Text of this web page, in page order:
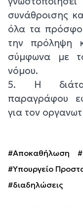
συνάθροισης
όλα τα
την πρόληψη
σύμφωνα με
νόμου.
5. Η
παραγράφου
για τον
#Αποκαθήλωση
#Υπουργείο
#διαδηλώσεις